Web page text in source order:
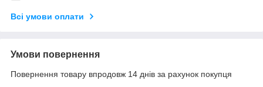
Всі умови оплати
Умови повернення
Повернення товару впродовж 14 днів за рахунок покупця